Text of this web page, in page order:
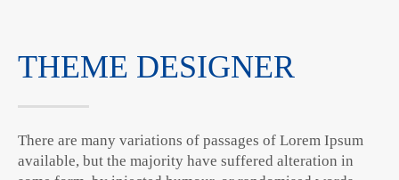
About us
Aenean commodo ligula eget dolor. Aenean massa. Cum
THEME DESIGNER
There are many variations of passages of Lorem Ipsum
available, but the majority have suffered alteration in